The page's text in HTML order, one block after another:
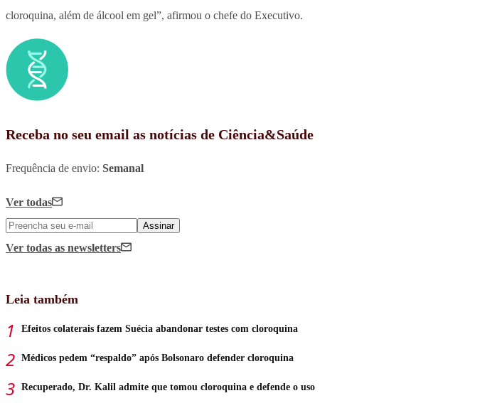
cloroquina, além de álcool em gel”, afirmou o chefe do Executivo.
Receba no seu email as notícias de Ciência&Saúde
Frequência de envio: Semanal
Ver todas
Assinar
Ver todas as newsletters
Leia também
Efeitos colaterais fazem Suécia abandonar testes com cloroquina
Médicos pedem “respaldo” após Bolsonaro defender cloroquina
Recuperado, Dr. Kalil admite que tomou cloroquina e defende o uso